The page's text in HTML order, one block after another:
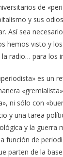
de
y sus
Así sea
hemos visto y
radio… para los
es un
ni sólo con
y una tarea
y la guerra
función de
parten de la